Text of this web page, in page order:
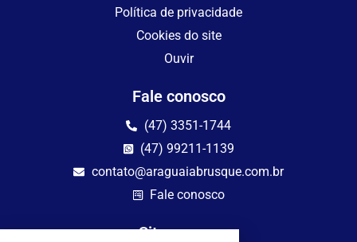
Política de privacidade
Cookies do site
Ouvir
Fale conosco
(47) 3351-1744
(47) 99211-1139
contato@araguaiabrusque.com.br
Fale conosco
Site seguro